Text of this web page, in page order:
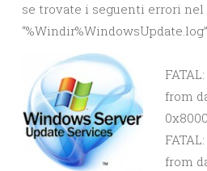
se trovate i seguenti errori nel
from
from